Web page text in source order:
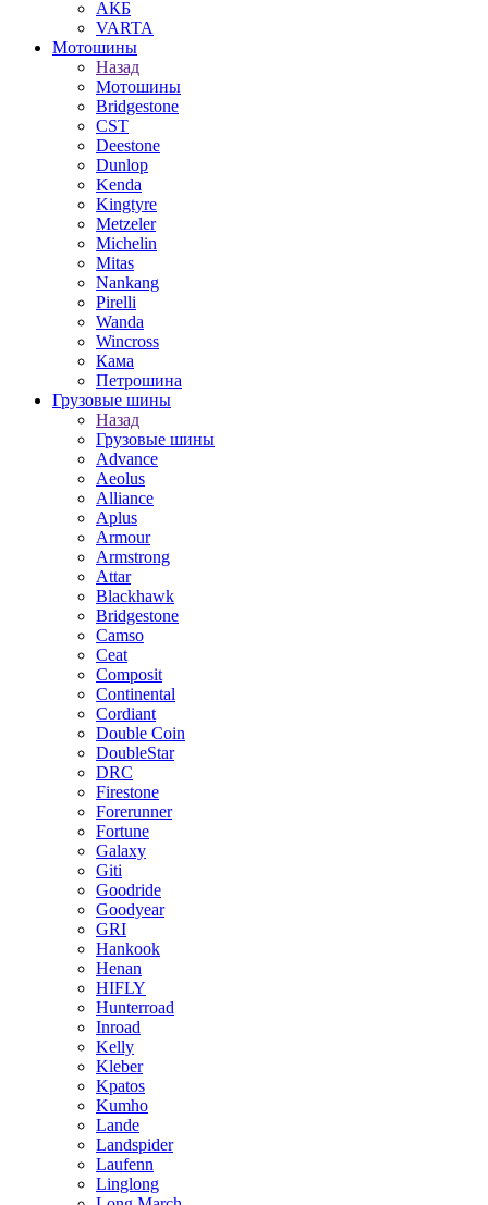
АКБ
VARTA
Мотошины
Назад
Мотошины
Bridgestone
CST
Deestone
Dunlop
Kenda
Kingtyre
Metzeler
Michelin
Mitas
Nankang
Pirelli
Wanda
Wincross
Кама
Петрошина
Грузовые шины
Назад
Грузовые шины
Advance
Aeolus
Alliance
Aplus
Armour
Armstrong
Attar
Blackhawk
Bridgestone
Camso
Ceat
Composit
Continental
Cordiant
Double Coin
DoubleStar
DRC
Firestone
Forerunner
Fortune
Galaxy
Giti
Goodride
Goodyear
GRI
Hankook
Henan
HIFLY
Hunterroad
Inroad
Kelly
Kleber
Kpatos
Kumho
Lande
Landspider
Laufenn
Linglong